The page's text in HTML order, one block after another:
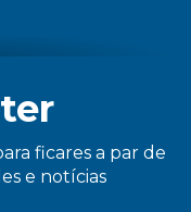
ficares a par de
e notícias